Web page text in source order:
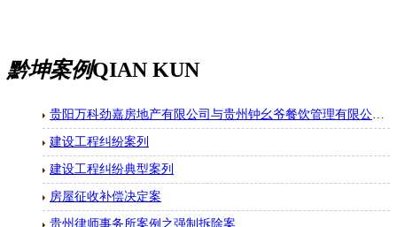
黔坤案例QIAN KUN
贵阳万科劲嘉房地产有限公司与贵州钟幺爷餐饮管理有限公司房屋租赁合同纠纷一审民事判决书
建设工程纠纷案列
建设工程纠纷典型案列
房屋征收补偿决定案
贵州律师事务所案例之强制拆除案